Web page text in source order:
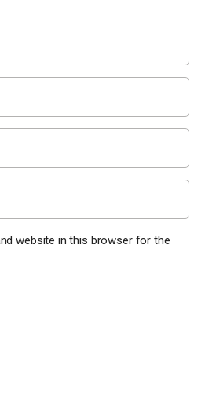
website in this browser for the